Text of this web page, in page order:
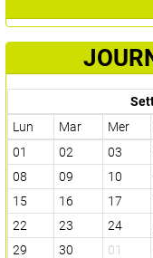
Lun
Mar Mer
01
02 03
08
09 10
15
16 17
22
23 24
29
30 01